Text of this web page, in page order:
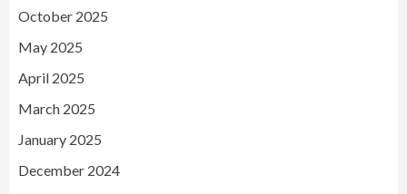
October 2025
May 2025
April 2025
March 2025
January 2025
December 2024